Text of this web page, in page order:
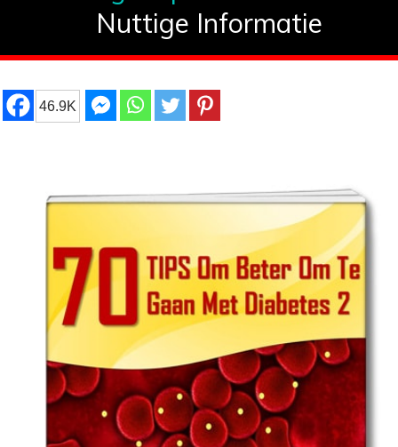
Nuttige Informatie
46.9K